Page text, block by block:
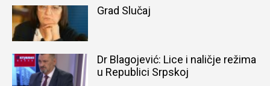
Grad Slučaj
Dr Blagojević: Lice i naličje režima
u Republici Srpskoj